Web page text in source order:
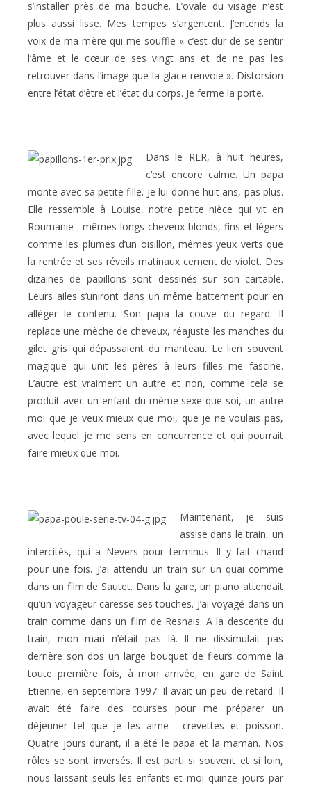
s’installer près de ma bouche. L’ovale du visage n’est
plus aussi lisse. Mes tempes s’argentent. J’entends la
voix de ma mère qui me souffle « c’est dur de se sentir
l’âme et le cœur de ses vingt ans et de ne pas les
retrouver dans l’image que la glace renvoie ». Distorsion
entre l’état d’être et l’état du corps. Je ferme la porte.
Dans le RER, à huit heures,
c’est encore calme. Un papa
monte avec sa petite fille. Je lui donne huit ans, pas plus.
Elle ressemble à Louise, notre petite nièce qui vit en
Roumanie : mêmes longs cheveux blonds, fins et légers
comme les plumes d’un oisillon, mêmes yeux verts que
la rentrée et ses réveils matinaux cernent de violet. Des
dizaines de papillons sont dessinés sur son cartable.
Leurs ailes s’uniront dans un même battement pour en
alléger le contenu. Son papa la couve du regard. Il
replace une mèche de cheveux, réajuste les manches du
gilet gris qui dépassaient du manteau. Le lien souvent
magique qui unit les pères à leurs filles me fascine.
L’autre est vraiment un autre et non, comme cela se
produit avec un enfant du même sexe que soi, un autre
moi que je veux mieux que moi, que je ne voulais pas,
avec lequel je me sens en concurrence et qui pourrait
faire mieux que moi.
Maintenant, je suis
assise dans le train, un
intercités, qui a Nevers pour terminus. Il y fait chaud
pour une fois. J’ai attendu un train sur un quai comme
dans un film de Sautet. Dans la gare, un piano attendait
qu’un voyageur caresse ses touches. J’ai voyagé dans un
train comme dans un film de Resnais. A la descente du
train, mon mari n’était pas là. Il ne dissimulait pas
derrière son dos un large bouquet de fleurs comme la
toute première fois, à mon arrivée, en gare de Saint
Etienne, en septembre 1997. Il avait un peu de retard. Il
avait été faire des courses pour me préparer un
déjeuner tel que je les aime : crevettes et poisson.
Quatre jours durant, il a été le papa et la maman. Nos
rôles se sont inversés. Il est parti si souvent et si loin,
nous laissant seuls les enfants et moi quinze jours par